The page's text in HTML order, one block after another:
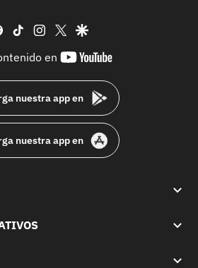
facebook
tiktok instagram
twittergoogle
en
youtube-
nuestra app en
nuestra app en